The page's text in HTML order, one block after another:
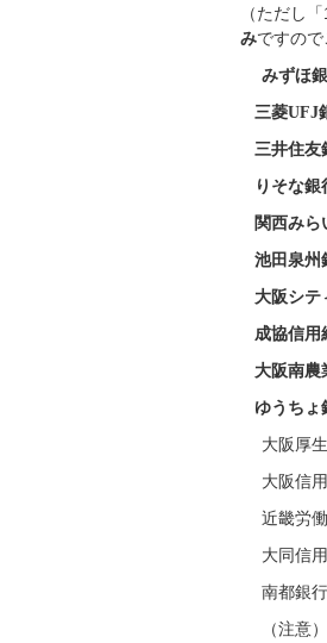
（ただし
みですので
みずほ銀
三菱UFJ
三井住友
りそな銀
関西みら
池田泉州
大阪シテ
成協信用
大阪南農
ゆうちょ
大阪厚生
大阪信
近畿労
大同信用
南都銀行
（注意